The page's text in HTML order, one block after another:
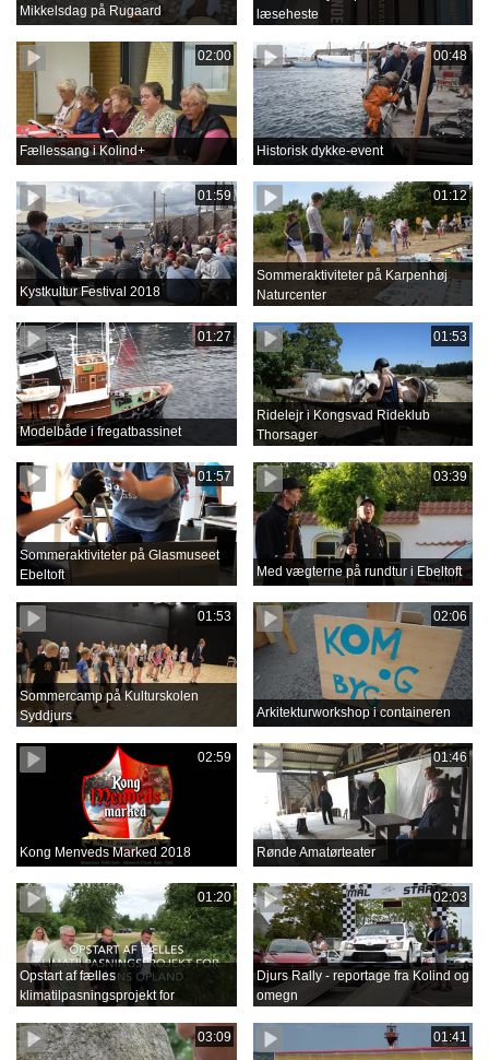
Mikkelsdag på Rugaard
læseheste
02:00
Fællessang i Kolind+
00:48
Historisk dykke-event
01:59
Kystkultur Festival 2018
01:12
Sommeraktiviteter på Karpenhøj
Naturcenter
01:27
Modelbåde i fregatbassinet
01:53
Ridelejr i Kongsvad Rideklub
Thorsager
01:57
Sommeraktiviteter på Glasmuseet
Ebeltoft
03:39
Med vægterne på rundtur i Ebeltoft
01:53
Sommercamp på Kulturskolen
Syddjurs
02:06
Arkitekturworkshop i containeren
02:59
Kong Menveds Marked 2018
01:46
Rønde Amatørteater
01:20
Opstart af fælles
klimatilpasningsprojekt for
02:03
Djurs Rally - reportage fra Kolind og
omegn
03:09 01:41